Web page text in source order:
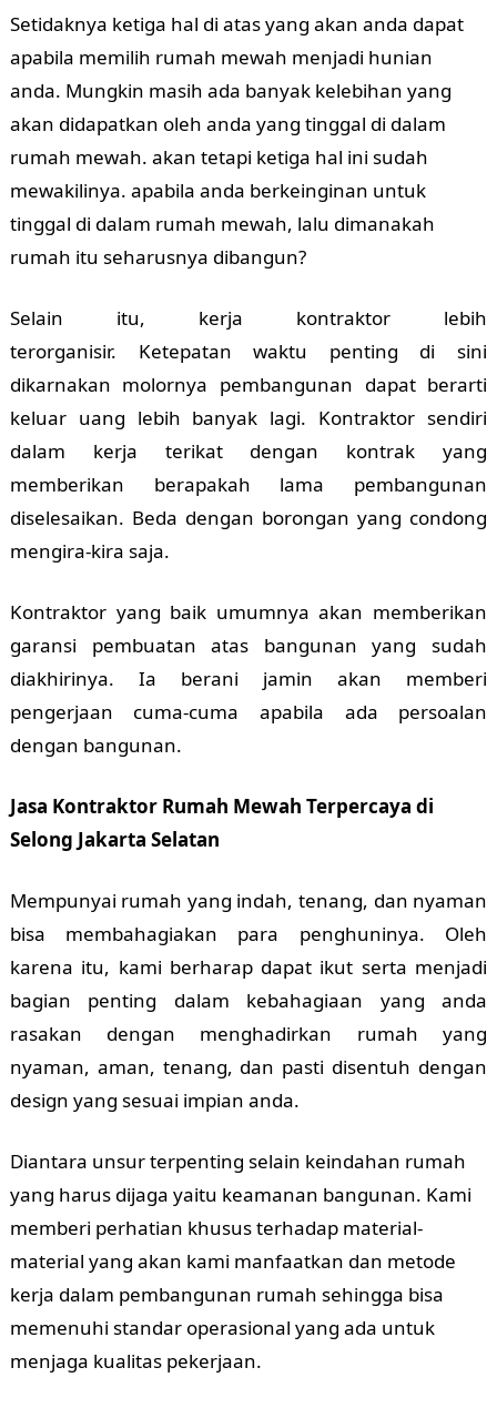
Setidaknya ketiga hal di atas yang akan anda dapat
apabila memilih rumah mewah menjadi hunian
anda. Mungkin masih ada banyak kelebihan yang
akan didapatkan oleh anda yang tinggal di dalam
rumah mewah. akan tetapi ketiga hal ini sudah
mewakilinya. apabila anda berkeinginan untuk
tinggal di dalam rumah mewah, lalu dimanakah
rumah itu seharusnya dibangun?
Selain itu, kerja kontraktor lebih
terorganisir. Ketepatan waktu penting di sini
dikarnakan molornya pembangunan dapat berarti
keluar uang lebih banyak lagi. Kontraktor sendiri
dalam kerja terikat dengan kontrak yang
memberikan berapakah lama pembangunan
diselesaikan. Beda dengan borongan yang condong
mengira-kira saja.
Kontraktor yang baik umumnya akan memberikan
garansi pembuatan atas bangunan yang sudah
diakhirinya. Ia berani jamin akan memberi
pengerjaan cuma-cuma apabila ada persoalan
dengan bangunan.
Jasa Kontraktor Rumah Mewah Terpercaya di
Selong Jakarta Selatan
Mempunyai rumah yang indah, tenang, dan nyaman
bisa membahagiakan para penghuninya. Oleh
karena itu, kami berharap dapat ikut serta menjadi
bagian penting dalam kebahagiaan yang anda
rasakan dengan menghadirkan rumah yang
nyaman, aman, tenang, dan pasti disentuh dengan
design yang sesuai impian anda.
Diantara unsur terpenting selain keindahan rumah
yang harus dijaga yaitu keamanan bangunan. Kami
memberi perhatian khusus terhadap material-
material yang akan kami manfaatkan dan metode
kerja dalam pembangunan rumah sehingga bisa
memenuhi standar operasional yang ada untuk
menjaga kualitas pekerjaan.